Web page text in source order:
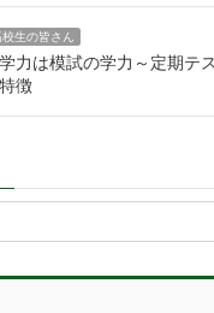
生の皆さん
力は模試の学力～定期テ
徴